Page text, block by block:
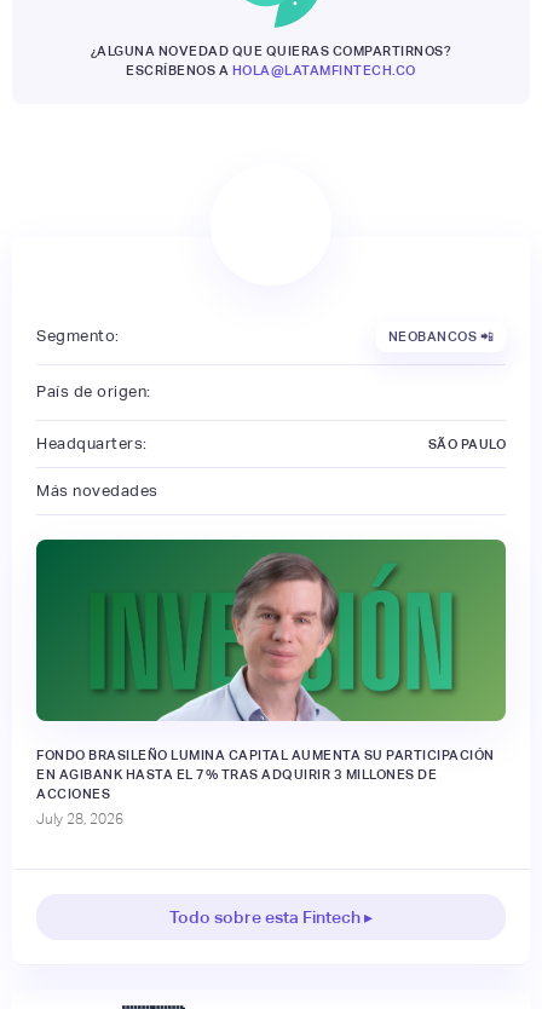
¿ALGUNA NOVEDAD QUE QUIERAS COMPARTIRNOS?
ESCRÍBENOS A HOLA@LATAMFINTECH.CO
Segmento: NEOBANCOS 📲
País de origen:
Headquarters: SÃO PAULO
Más novedades
FONDO BRASILEÑO LUMINA CAPITAL AUMENTA SU PARTICIPACIÓN
EN AGIBANK HASTA EL 7% TRAS ADQUIRIR 3 MILLONES DE
ACCIONES
July 28, 2026
Todo sobre esta Fintech ▸